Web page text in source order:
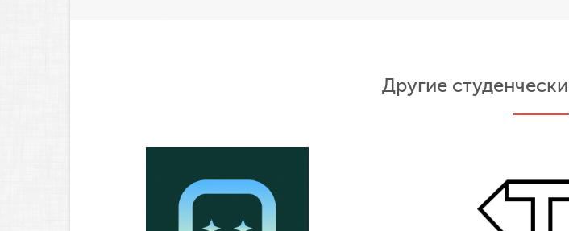
Другие